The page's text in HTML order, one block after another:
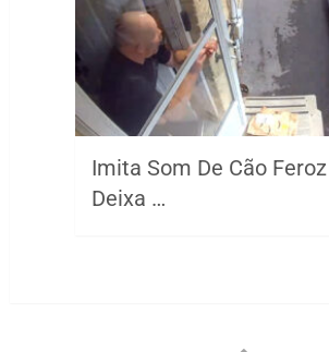
Imita Som De Cão
Deixa …